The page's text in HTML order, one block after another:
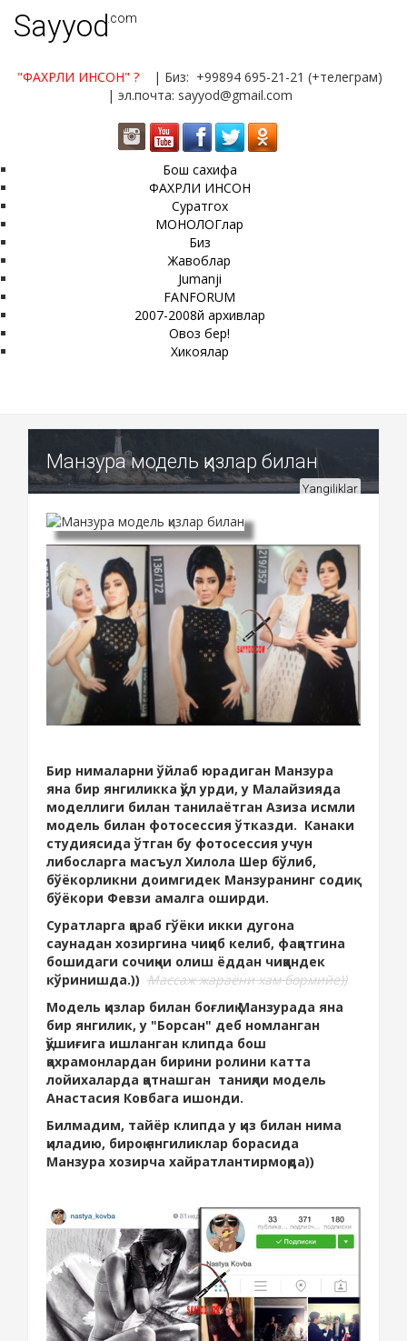
Sayyod.com
"ФАХРЛИ ИНСОН" ?
| Биз: +99894 695-21-21 (+телеграм)
| эл.почта: sayyod@gmail.com
Бош сахифа
ФАХРЛИ ИНСОН
Суратгох
МОНОЛОГлар
Биз
Жавоблар
Jumanji
FANFORUM
2007-2008й архивлар
Овоз бер!
Хикоялар
Манзура модель қизлар билан
Yangiliklar
Бир нималарни ўйлаб юрадиган Манзура
яна бир янгиликка қўл урди, у Малайзияда
моделлиги билан танилаётган Азиза исмли
модель билан фотосессия ўтказди. Канаки
студиясида ўтган бу фотосессия учун
либосларга масъул Хилола Шер бўлиб,
бўёкорликни доимгидек Манзуранинг содиқ
бўёкори Февзи амалга оширди.
Суратларга қараб гўёки икки дугона
саунадан хозиргина чиқиб келиб, фақатгина
бошидаги сочиқни олиш ёддан чиққандек
кўринишда.)) Массаж жараёни хам бормийе))
Модель қизлар билан боғлиқ Манзурада яна
бир янгилик, у "Борсан" деб номланган
қўшиғига ишланган клипда бош
қахрамонлардан бирини ролини катта
лойихаларда қатнашган таниқли модель
Анастасия Ковбага ишонди.
Билмадим, тайёр клипда у қиз билан нима
қиладию, бироқ янгиликлар борасида
Манзура хозирча хайратлантирмоқда))